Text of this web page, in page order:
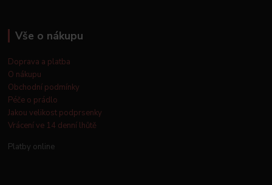
Vše o nákupu
Doprava a platba
O nákupu
Obchodní podmínky
Péče o prádlo
Jakou velikost podprsenky
Vrácení ve 14 denní lhůtě
Platby online